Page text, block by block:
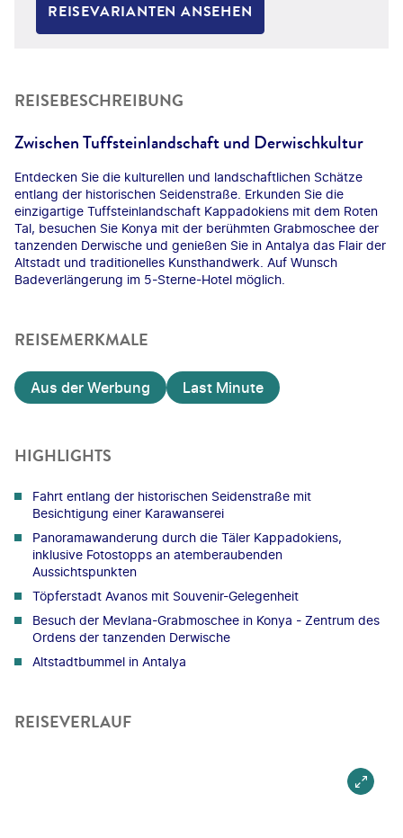
REISEVARIANTEN ANSEHEN
REISEBESCHREIBUNG
Zwischen Tuffsteinlandschaft und Derwischkultur
Entdecken Sie die kulturellen und landschaftlichen Schätze
entlang der historischen Seidenstraße. Erkunden Sie die
einzigartige Tuffsteinlandschaft Kappadokiens mit dem Roten
Tal, besuchen Sie Konya mit der berühmten Grabmoschee der
tanzenden Derwische und genießen Sie in Antalya das Flair der
Altstadt und traditionelles Kunsthandwerk. Auf Wunsch
Badeverlängerung im 5-Sterne-Hotel möglich.
REISEMERKMALE
Aus der Werbung Last Minute
HIGHLIGHTS
Fahrt entlang der historischen Seidenstraße mit
Besichtigung einer Karawanserei
Panoramawanderung durch die Täler Kappadokiens,
inklusive Fotostopps an atemberaubenden
Aussichtspunkten
Töpferstadt Avanos mit Souvenir-Gelegenheit
Besuch der Mevlana-Grabmoschee in Konya - Zentrum des
Ordens der tanzenden Derwische
Altstadtbummel in Antalya
REISEVERLAUF